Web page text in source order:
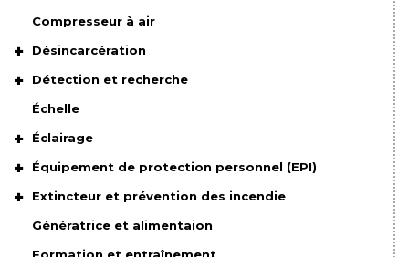
Compresseur à air
Désincarcération
Détection et recherche
Échelle
Éclairage
Équipement de protection personnel (EPI)
Extincteur et prévention des incendie
Génératrice et alimentaion